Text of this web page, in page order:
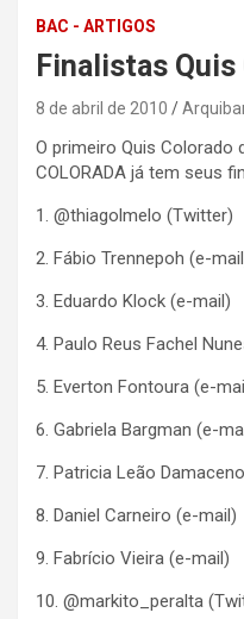
BAC - ARTIGOS
Finalistas
8 de abril de 2010
O primeiro Quis Colorado
COLORADA já tem seus
1. @thiagolmelo (Twitter)
2. Fábio Trennepoh (e-
3. Eduardo Klock (e-mail)
4. Paulo Reus Fachel
5. Everton Fontoura (e-
6. Gabriela Bargman (e-
7. Patricia Leão
8. Daniel Carneiro (e-mail)
9. Fabrício Vieira (e-mail)
10. @markito_peralta